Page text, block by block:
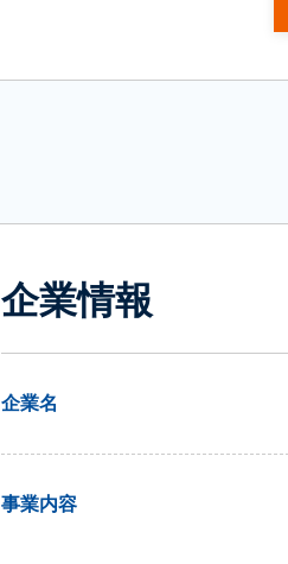
企業情報
企業名
事業内容